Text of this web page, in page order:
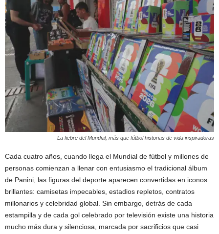
La fiebre del Mundial, más que fútbol historias de vida inspiradoras
Cada cuatro años, cuando llega el Mundial de fútbol y millones de
personas comienzan a llenar con entusiasmo el tradicional álbum
de Panini, las figuras del deporte aparecen convertidas en iconos
brillantes: camisetas impecables, estadios repletos, contratos
millonarios y celebridad global. Sin embargo, detrás de cada
estampilla y de cada gol celebrado por televisión existe una historia
mucho más dura y silenciosa, marcada por sacrificios que casi